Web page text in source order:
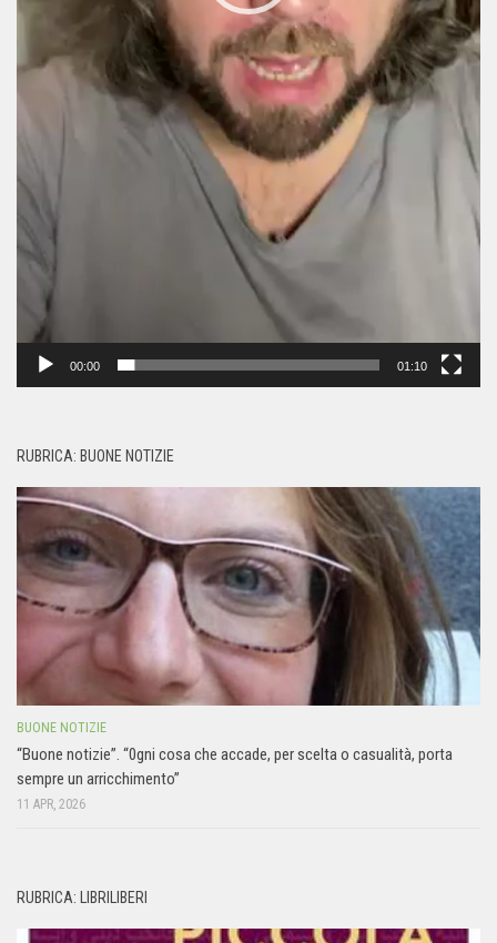
00:00 01:10
RUBRICA: BUONE NOTIZIE
BUONE NOTIZIE
“Buone notizie”. “0gni cosa che accade, per scelta o casualità, porta
sempre un arricchimento”
11 APR, 2026
RUBRICA: LIBRILIBERI